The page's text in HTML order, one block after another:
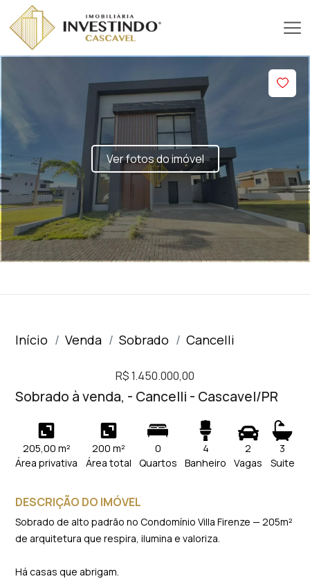
Ver fotos do imóvel
Início Venda Sobrado Cancelli
R$ 1.450.000,00
Sobrado à venda, - Cancelli - Cascavel/PR
205,00 m²
Área privativa
200 m²
Área total
0
Quartos
4
Banheiro
2
Vagas
3
Suite
DESCRIÇÃO DO IMÓVEL
Sobrado de alto padrão no Condomínio Villa Firenze — 205m²
de arquitetura que respira, ilumina e valoriza.
Há casas que abrigam.